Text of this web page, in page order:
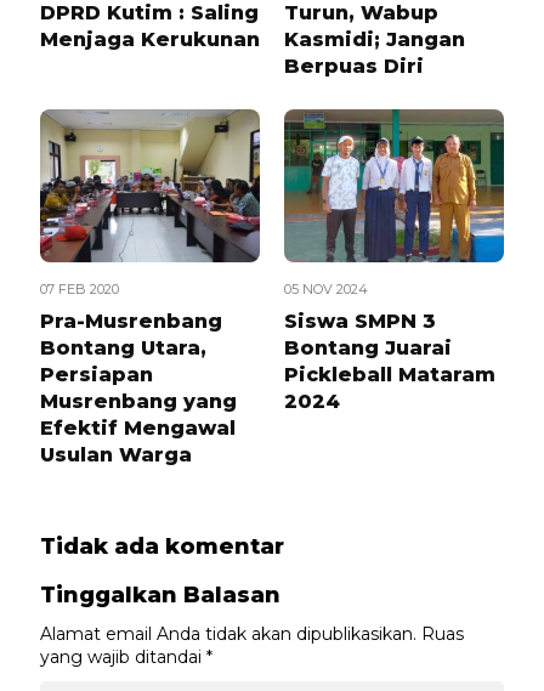
DPRD Kutim : Saling
Menjaga Kerukunan
Turun, Wabup
Kasmidi; Jangan
Berpuas Diri
07 FEB 2020
Pra-Musrenbang
Bontang Utara,
Persiapan
Musrenbang yang
Efektif Mengawal
Usulan Warga
05 NOV 2024
Siswa SMPN 3
Bontang Juarai
Pickleball Mataram
2024
Tidak ada komentar
Tinggalkan Balasan
Alamat email Anda tidak akan dipublikasikan. Ruas
yang wajib ditandai *